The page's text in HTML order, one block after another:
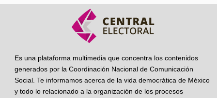
Es una plataforma multimedia que concentra los contenidos
generados por la Coordinación Nacional de Comunicación
Social. Te informamos acerca de la vida democrática de México
y todo lo relacionado a la organización de los procesos